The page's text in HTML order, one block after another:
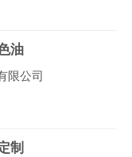
油
限公司
制